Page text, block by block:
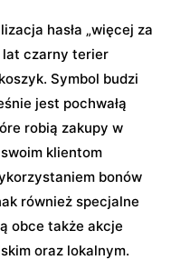
hasła „więcej za
lat czarny terier
Symbol budzi
jest pochwałą
robią zakupy w
klientom
bonów
również specjalne
obce także akcje
oraz lokalnym.